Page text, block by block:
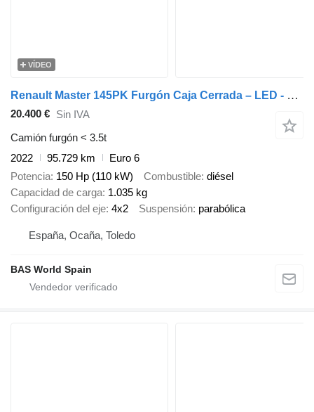
VÍDEO
Renault Master 145PK Furgón Caja Cerrada – LED - Navegación – Aire Acond
20.400 € Sin IVA
Camión furgón < 3.5t
2022
95.729 km
Euro 6
Potencia 150 Hp (110 kW) Combustible diésel
Capacidad de carga 1.035 kg
Configuración del eje 4x2 Suspensión parabólica
España, Ocaña, Toledo
BAS World Spain